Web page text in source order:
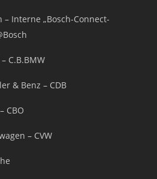
– Interne „Bosch-Connect-
C.B.BMW
& Benz – CDB
CBO
– CVW